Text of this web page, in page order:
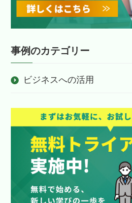
スタマーの声に本当に真摯に耳を
らから要望を投げればすぐに対応
に助かっています。今後ともよろ
人にお話をお聞きしました。
のトレーナーの先生方に救われた
うんですが、私の方からも受講者
らうような働きかけをしていました。 --具体的に
ですか？」とか「ちょっと時間減
たいなモチベーションメールを送っ
藤さん：鬼コーチなんです（笑）。 藁科さん：（笑
研修を始める時にはみんなで集ま
大事だということを分かっていた
ぐらいメールを送っていましたね
ら、あとは 1ヶ月タームで声がけ
した。 --本当に名コーチですね！ 弊社としてもとても
ありがたいです。皆さんが完走さ
たのも納得です。今後、弊社のサ
いな、ということはありますか？
どうしても孤独になりがちなので
ニケーションができる仕組みがあ
ますか？サービスの中で特によか
すか？ 忙しい中、最新の情報収集
をしなければいけないので、リー
を読んでのライティング添削もよ
えて書くのは大変ですが、ただア
なのは非常に気に入りました。 ま
した。 今後の英語学習の目標につ
後はよりスピーキングのレベルを
ネイティブの話す早いスピードに
分の意見も正確に話せるようにな
本日はお話頂きありがとうござい
まざまな機能のテスト環境を長年
きました。日本向けにも2000年代
れの加速を受け、2019年に日本法
Dynamics合同会社を設立。国内自
せていただいております。 --現在、日本法人では何名く
す。日本国籍ではないメンバーも
ピン、中国の方々を現地採用とい
す。 --すると社内公用語はやはり
のですか？ 宗村代表：日本法人
ますが、当然、本社とのやり取り
そこではもちろん英語を使う必要
ことは、やはり採用においても英
うことになりますね。 宗村代表
す。ただ、昨今の人手不足もあり
事例のカテゴリー
ビジネスへの活用